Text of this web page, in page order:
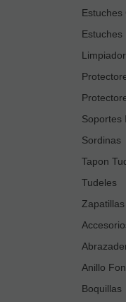
Estuches
Estuches
Soportes
Sordinas
Tapon
Tudeles
Zapatillas
Anillo
Boquillas